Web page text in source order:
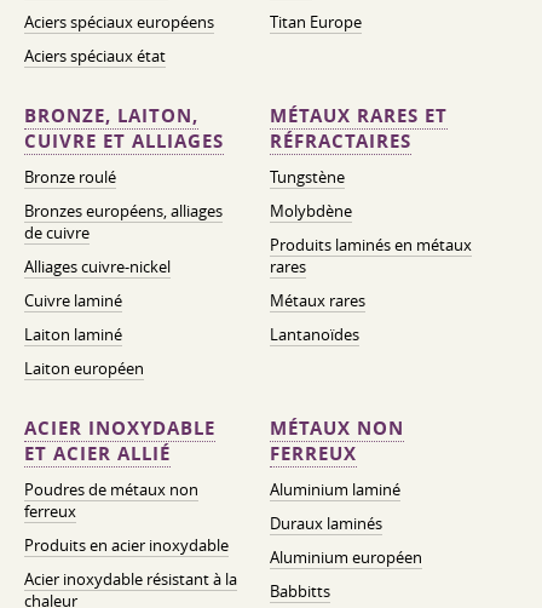
Aciers spéciaux européens
Aciers spéciaux état
Titan Europe
BRONZE, LAITON,
CUIVRE ET ALLIAGES
Bronze roulé
Bronzes européens, alliages
de cuivre
Alliages cuivre-nickel
Cuivre laminé
Laiton laminé
Laiton européen
MÉTAUX RARES ET
RÉFRACTAIRES
Tungstène
Molybdène
Produits laminés en métaux
rares
Métaux rares
Lantanoïdes
ACIER INOXYDABLE
ET ACIER ALLIÉ
Poudres de métaux non
ferreux
Produits en acier inoxydable
Acier inoxydable résistant à la
chaleur
MÉTAUX NON
FERREUX
Aluminium laminé
Duraux laminés
Aluminium européen
Babbitts